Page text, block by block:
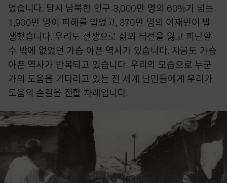
었습니다. 당시 남북한 인구 3,000만 명의 60%가 넘는
1,900만 명이 피해를 입었고, 370만 명의 이재민이 발
생했습니다. 우리도 전쟁으로 삶의 터전을 잃고 피난할
수 밖에 없었던 가슴 아픈 역사가 있습니다. 지금도 가슴
아픈 역사가 반복되고 있습니다. 우리의 모습으로 누군
가의 도움을 기다리고 있는 전 세계 난민들에게 우리가
도움의 손길을 전할 차례입니다.